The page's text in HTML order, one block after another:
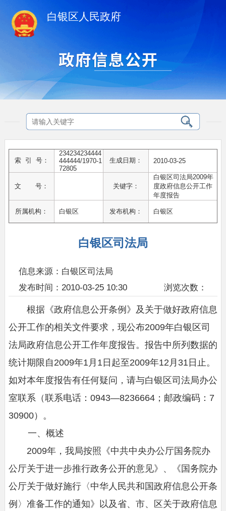
白银区人民政府
索 引 号：
234234234444
444444/1970-1
72805
生成日期： 2010-03-25
文 号： 关键字：
白银区司法局2009年
度政府信息公开工作
年度报告
所属机构： 白银区 发布机构： 白银区
白银区司法局
信息来源：白银区司法局
发布时间：2010-03-25 10:30
浏览次数：
根据《政府信息公开条例》及关于做好政府信息
公开工作的相关文件要求，现公布2009年白银区司
法局政府信息公开工作年度报告。报告中所列数据的
统计期限自2009年1月1日起至2009年12月31日止。
如对本年度报告有任何疑问，请与白银区司法局办公
室联系（联系电话：0943—8236664；邮政编码：7
30900）。
一、概述
2009年，我局按照《中共中央办公厅国务院办
公厅关于进一步推行政务公开的意见》、《国务院办
公厅关于做好施行〈中华人民共和国政府信息公开条
例〉准备工作的通知》以及省、市、区关于政府信息